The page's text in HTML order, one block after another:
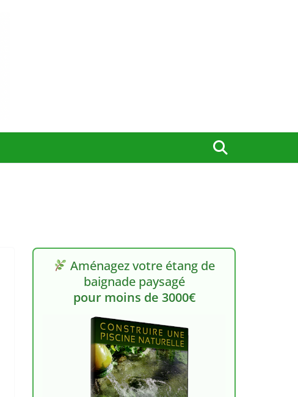
Aménagez votre étang de
baignade paysagé
pour moins de 3000€